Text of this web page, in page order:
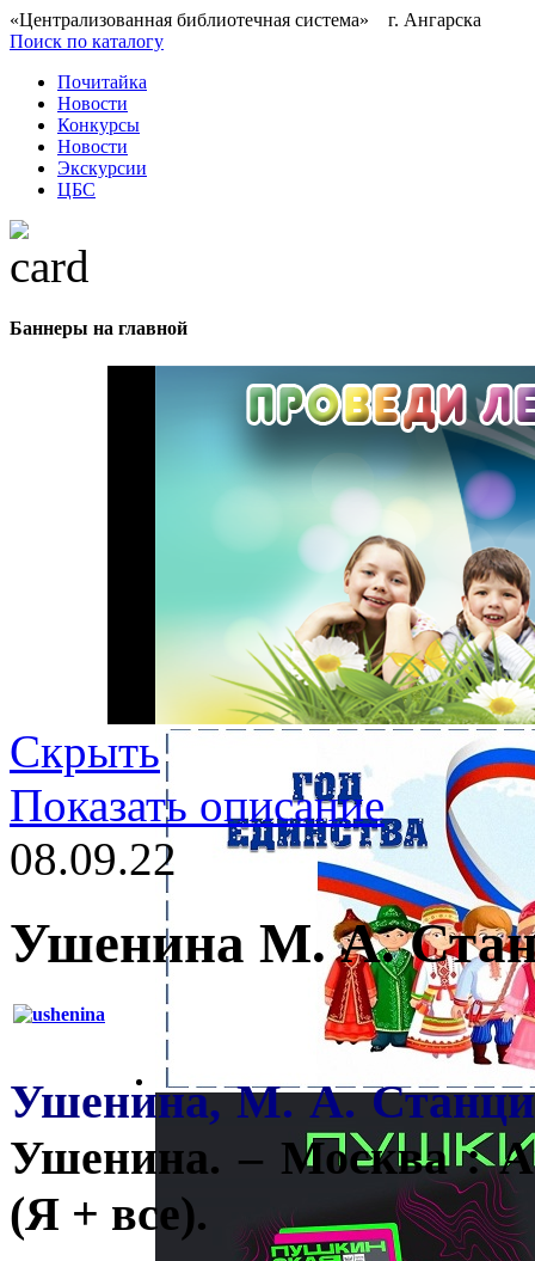
«Централизованная библиотечная система» г. Ангарска
Поиск по каталогу
Почитайка
Новости
Конкурсы
Новости
Экскурсии
ЦБС
Баннеры на главной
Скрыть
Показать описание
08.09.22
Ушенина М. А.
Ушенина, М. А.
Ушенина. – Москва :
(Я + все).